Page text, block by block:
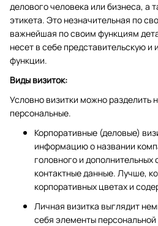
делового человека или бизнеса, а
этикета. Это незначительная по
важнейшая по своим функциям
несет в себе представительскую
функции.
Виды визиток:
Условно визитки можно разделить
персональные.
Корпоративные (деловые)
информацию о названии
головного и
контактные данные. Лучше,
корпоративных цветах и
Личная визитка выглядит
себя элементы